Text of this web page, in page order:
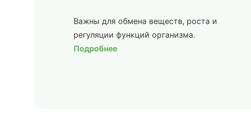
Важны для обмена веществ, роста и
регуляции функций организма.
Подробнее